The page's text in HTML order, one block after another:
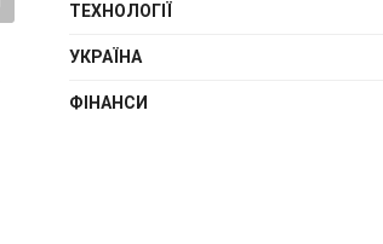
ТЕХНОЛОГІЇ
УКРАЇНА
ФІНАНСИ